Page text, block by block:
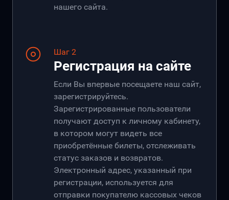
нашего сайта.
Шаг 2
Регистрация на сайте
Если Вы впервые посещаете наш сайт,
зарегистрируйтесь.
Зарегистрированные пользователи
получают доступ к личному кабинету,
в котором могут видеть все
приобретённые билеты, отслеживать
статус заказов и возвратов.
Электронный адрес, указанный при
регистрации, используется для
отправки покупателю кассовых чеков